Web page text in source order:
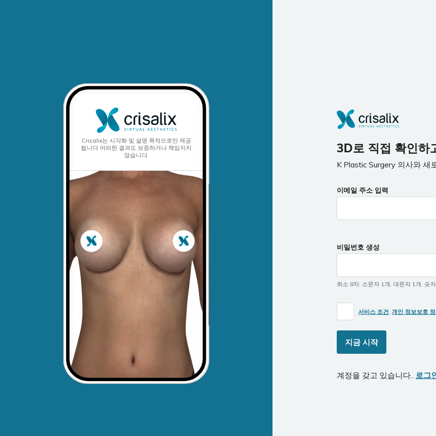
Crisalix는 시각화 및 설명 목적으로만 제공
됩니다.어떠한 결과도 보증하거나 책임지지
않습니다.
3D로 직접 확인하
K Plastic Surgery 의사와 새
이메일 주소 입력
비밀번호 생성
최소 8자: 소문자 1개 대문자 1개 숫
서비스 조건, 개인 정보보호
지금 시작
계정을 갖고 있습니다.. 로그